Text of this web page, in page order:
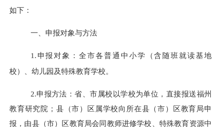
如下：
一、申报对象与方法
1.申报对象：全市各普通中小学（含随班就读基地
校）、幼儿园及特殊教育学校。
2.申报方法：省、市属校以学校为单位，直接报送福州
教育研究院；县（市）区属学校向所在县（市）区教育局申
报，由县（市）区教育局会同教师进修学校、特殊教育资源中